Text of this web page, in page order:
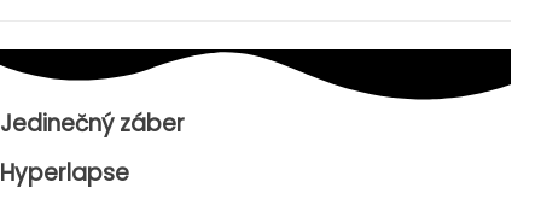
Jedinečný záber
Hyperlapse